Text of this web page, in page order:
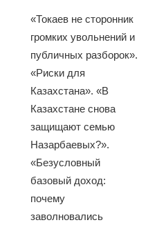
«Токаев не сторонник
громких увольнений и
публичных разборок».
«Риски для
Казахстана». «В
Казахстане снова
защищают семью
Назарбаевых?».
«Безусловный
базовый доход:
почему
заволновались